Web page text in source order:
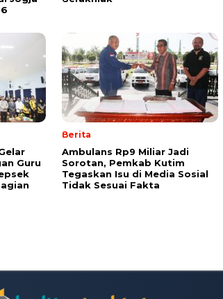
Guru
Berita
Ambulans Rp9 Miliar Jadi
Sorotan, Pemkab Kutim
Tegaskan Isu di Media Sosial
Tidak Sesuai Fakta